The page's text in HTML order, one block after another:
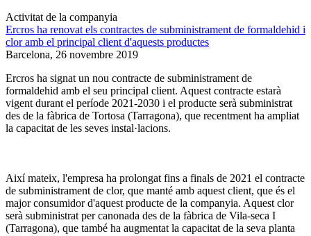
Activitat de la companyia
Ercros ha renovat els contractes de subministrament de formaldehid i
clor amb el principal client d'aquests productes
Barcelona, 26 novembre 2019
Ercros ha signat un nou contracte de subministrament de
formaldehid amb el seu principal client. Aquest contracte estarà
vigent durant el període 2021-2030 i el producte serà subministrat
des de la fàbrica de Tortosa (Tarragona), que recentment ha ampliat
la capacitat de les seves instal·lacions.
Així mateix, l'empresa ha prolongat fins a finals de 2021 el contracte
de subministrament de clor, que manté amb aquest client, que és el
major consumidor d'aquest producte de la companyia. Aquest clor
serà subministrat per canonada des de la fàbrica de Vila-seca I
(Tarragona), que també ha augmentat la capacitat de la seva planta